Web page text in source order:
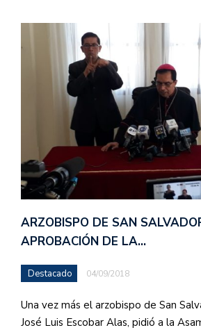
ARZOBISPO DE SAN
APROBACIÓN DE LA…
Destacado 04/09/2018
Una vez más el arzobispo de San
José Luis Escobar Alas, pidió a la